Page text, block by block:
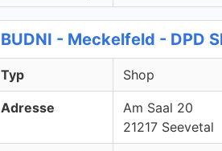
BUDNI - Meckelfeld - DPD
Typ Shop
Adresse
Am Saal 20
21217 Seevetal